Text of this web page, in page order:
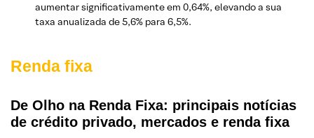
aumentar significativamente em 0,64%, elevando a sua
taxa anualizada de 5,6% para 6,5%.
Renda fixa
De Olho na Renda Fixa: principais notícias
de crédito privado, mercados e renda fixa